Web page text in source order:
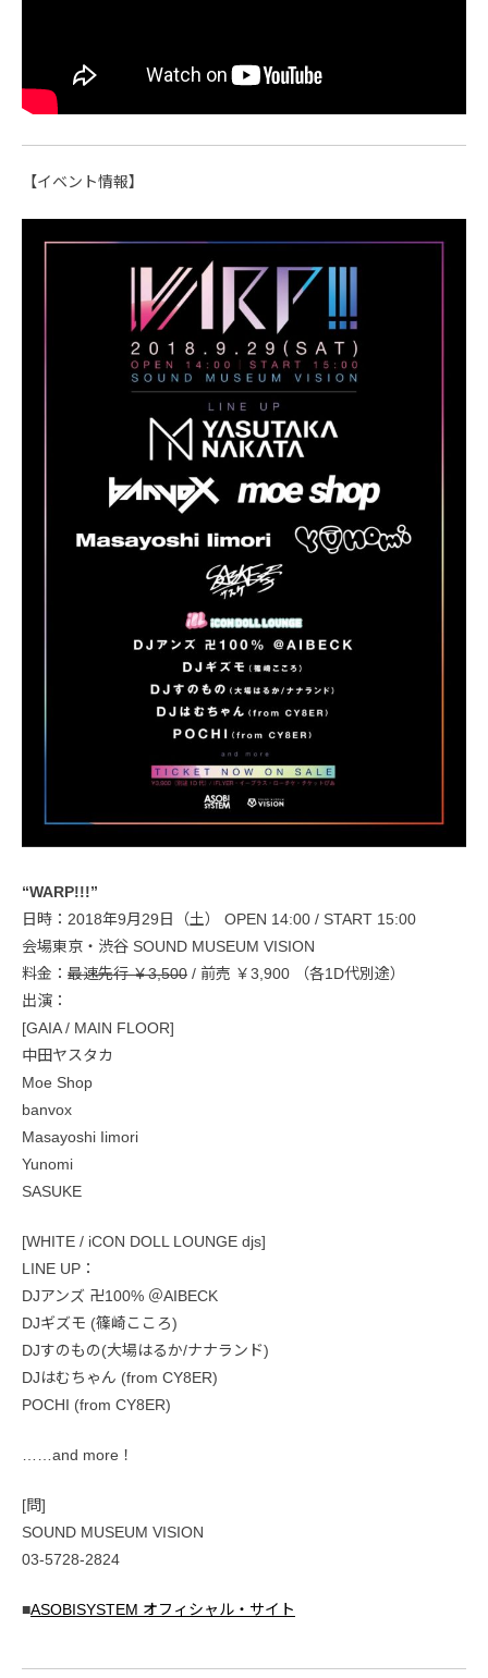
【イベント情報】
“WARP!!!”
日時：2018年9月29日（土） OPEN 14:00 / START 15:00
会場東京・渋谷 SOUND MUSEUM VISION
料金： 最速先行 ￥3,500 / 前売 ￥3,900 （各1D代別途）
出演：
[GAIA / MAIN FLOOR]
中田ヤスタカ
Moe Shop
banvox
Masayoshi Iimori
Yunomi
SASUKE
[WHITE / iCON DOLL LOUNGE djs]
LINE UP：
DJアンズ 卍100% ＠AIBECK
DJギズモ (篠崎こころ)
DJすのもの(大場はるか/ナナランド)
DJはむちゃん (from CY8ER)
POCHI (from CY8ER)
……and more！
[問]
SOUND MUSEUM VISION
03-5728-2824
■ASOBISYSTEM オフィシャル・サイト